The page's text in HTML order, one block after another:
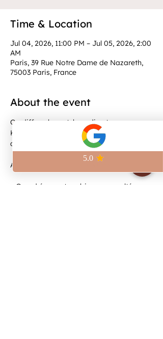
Time & Location
Jul 04, 2026, 11:00 PM – Jul 05, 2026, 2:00
AM
Paris, 39 Rue Notre Dame de Nazareth,
75003 Paris, France
About the event
On diffuse le match en direct au
Kilomètre Zéro, à deux pas de la Place
de la République.
Au programme :
– Grand écran et ambiance survoltée